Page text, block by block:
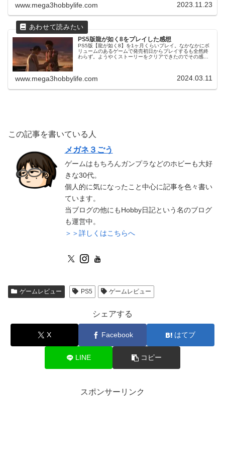
www.mega3hobbylife.com 2023.11.23
PS5版龍が如く8をプレイした感想
PS5版【龍が如く8】を1ヶ月くらいプレイ。なかなかにボ
リュームのあるゲームで発売初日からプレイするも全然終
わらず。ようやくストーリーをクリアできたのでその感想
www.mega3hobbylife.com 2024.03.11
この記事を書いている人
メガネ３ごう
ゲームはもちろんガンプラなどのホビーも大好
きな30代。
個人的に気になったこと中心に記事を色々書い
ています。
当ブログの他にもHobby日記という名のブログ
も運営中。
＞＞詳しくはこちらへ
ゲームレビュー PS5 ゲームレビュー
シェアする
X Facebook はてブ
LINE コピー
スポンサーリンク